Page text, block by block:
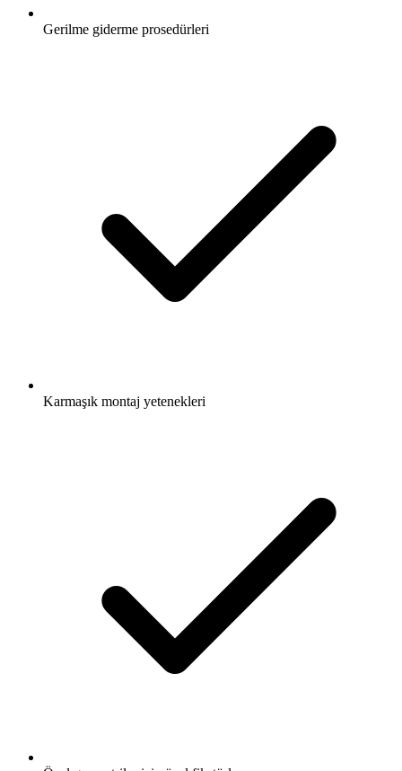
Gerilme giderme prosedürleri
Karmaşık montaj yetenekleri